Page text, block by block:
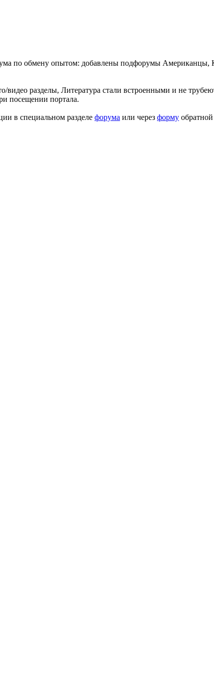
по обмену опытом: добавлены подфорумы
разделы, Литература стали встроенными и не
посещении портала.
в специальном разделе форума или через форму обратной